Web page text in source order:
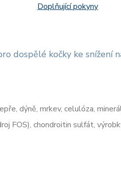
Doplňující pokyny
dospělé kočky ke snížení
dýně, mrkev, celulóza,
FOS), chondroitin sulfát,